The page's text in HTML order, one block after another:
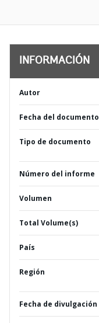
INFORMACIÓN
Autor
Fecha del documento
Tipo de documento
Número del informe
Volumen
Total Volume(s)
País
Región
Fecha de divulgación